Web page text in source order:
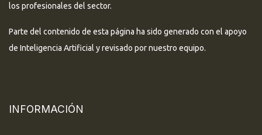
los profesionales del sector.
Parte del contenido de esta página ha sido generado con el apoyo
de Inteligencia Artificial y revisado por nuestro equipo.
INFORMACIÓN